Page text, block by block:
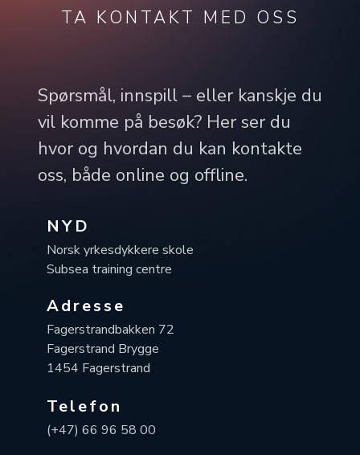
TA KONTAKT MED OSS
Spørsmål, innspill – eller kanskje du
vil komme på besøk? Her ser du
hvor og hvordan du kan kontakte
oss, både online og offline.
NYD
Norsk yrkesdykkere skole
Subsea training centre
Adresse
Fagerstrandbakken 72
Fagerstrand Brygge
1454 Fagerstrand
Telefon
(+47) 66 96 58 00